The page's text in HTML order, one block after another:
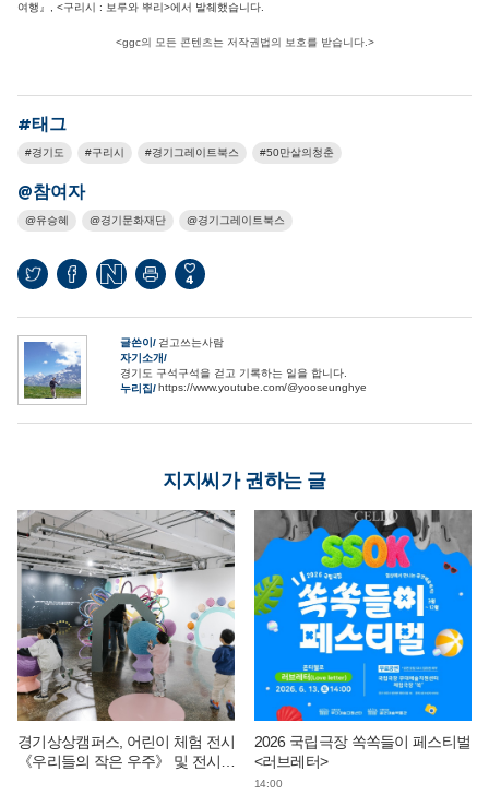
여행』, <구리시 : 보루와 뿌리>에서 발췌했습니다.
<ggc의 모든 콘텐츠는 저작권법의 보호를 받습니다.>
#태그
경기도 구리시 경기그레이트북스 50만살의청춘
@참여자
유승혜 경기문화재단 경기그레이트북스
4
글쓴이
걷고쓰는사람
자기소개
경기도 구석구석을 걷고 기록하는 일을 합니다.
누리집
https://www.youtube.com/@yooseunghye
지지씨가 권하는 글
경기상상캠퍼스, 어린이 체험 전시
《우리들의 작은 우주》 및 전시
2026 국립극장 쏙쏙들이 페스티벌
<러브레터>
14:00